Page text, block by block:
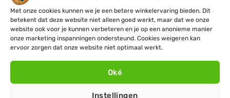
Met onze cookies kunnen we je een betere winkelervaring bieden. Dit
betekent dat deze website niet alleen goed werkt, maar dat we onze
website ook voor je kunnen verbeteren en je op een anonieme manier
onze marketing inspanningen ondersteund. Cookies weigeren kan
ervoor zorgen dat onze website niet optimaal werkt.
Oké
Instellingen
hebben een stabiele vierkanten voet.
Hoeveel versiering heb ik nodig voor een smalle
boom?
De hoeveelheid versiering die je nodig hebt is
afhankelijk van hoe rijk je de boom wilt versieren, een
smalle kerstboom is sneller rijk versierd dan een grote